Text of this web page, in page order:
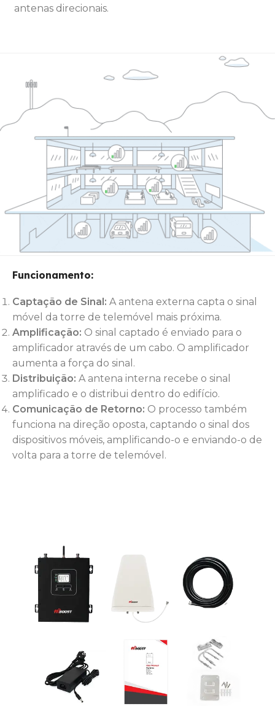
antenas direcionais.
Funcionamento:
Captação de Sinal: A antena externa capta o sinal
móvel da torre de telemóvel mais próxima.
Amplificação: O sinal captado é enviado para o
amplificador através de um cabo. O amplificador
aumenta a força do sinal.
Distribuição: A antena interna recebe o sinal
amplificado e o distribui dentro do edifício.
Comunicação de Retorno: O processo também
funciona na direção oposta, captando o sinal dos
dispositivos móveis, amplificando-o e enviando-o de
volta para a torre de telemóvel.